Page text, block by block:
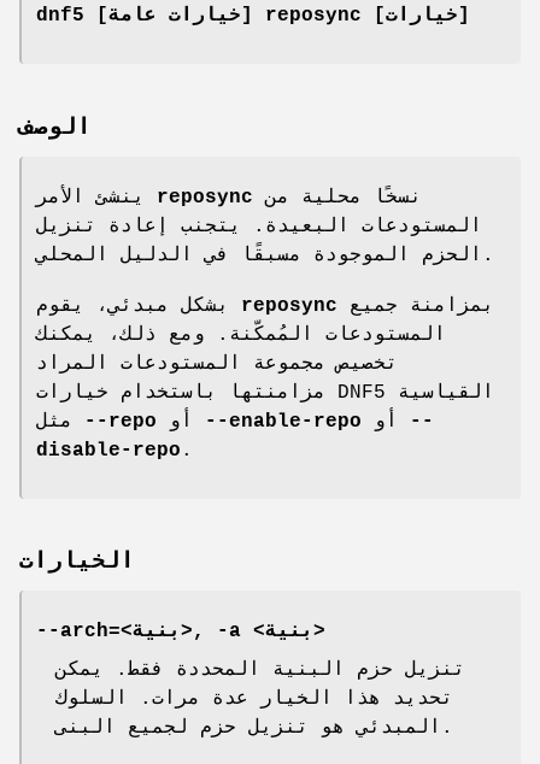
dnf5 [خيارات عامة] reposync [خيارات]
الوصف
reposync نسخًا محلية من
المستودعات البعيدة. يتجنب إعادة تنزيل
الحزم الموجودة مسبقًا في الدليل المحلي.
reposync
المستودعات المُمكّنة. ومع ذلك، يمكنك
تخصيص مجموعة المستودعات المراد
مزامنتها باستخدام خيارات DNF5 القياسية
--repo --enable-repo
--
disable-repo .
الخيارات
--arch=<بنية>, -a <بنية>
تنزيل حزم البنية المحددة فقط. يمكن
تحديد هذا الخيار عدة مرات. السلوك
المبدئي هو تنزيل حزم لجميع البنى.